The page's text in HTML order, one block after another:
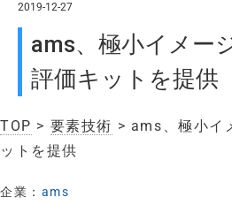
2019-12-27
ams、極小イメー
評価キットを提供
TOP > 要素技術 > ams、極小イ
ットを提供
企業： ams